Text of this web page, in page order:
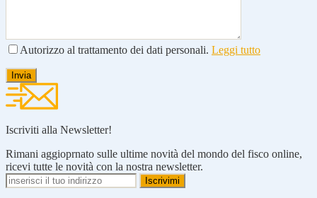
Autorizzo al trattamento dei dati personali. Leggi tutto
Iscriviti alla Newsletter!
Rimani aggioprnato sulle ultime novità del mondo del fisco online,
ricevi tutte le novità con la nostra newsletter.